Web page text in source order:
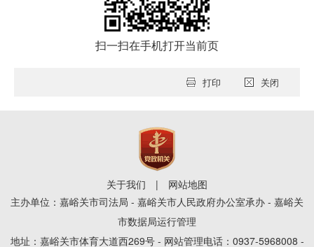
扫一扫在手机打开当前页
打印 关闭
关于我们 |
网站地图
主办单位：嘉峪关市司法局 - 嘉峪关市人民政府办公室承办 - 嘉峪关
市数据局运行管理
地址：嘉峪关市体育大道西269号 - 网站管理电话：0937-5968008 -